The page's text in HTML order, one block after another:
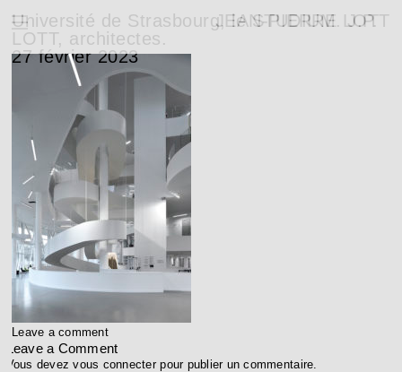
JEAN-PIERRE LOTT
Université de Strasbourg, le STUDIUM. J.P.
LOTT, architectes.
27 février 2023
Leave a comment
Leave a Comment
Vous devezvous connecterpour publier un commentaire.